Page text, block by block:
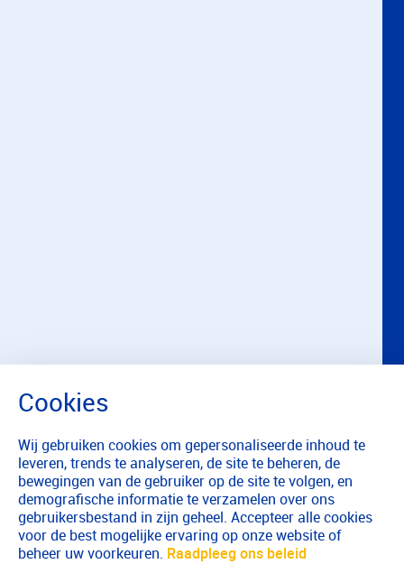
Wij gebruiken cookies om gepersonaliseerde inhoud te
leveren, trends te analyseren, de site te beheren, de
bewegingen van de gebruiker op de site te volgen, en
demografische informatie te verzamelen over ons
gebruikersbestand in zijn geheel. Accepteer alle cookies
voor de best mogelijke ervaring op onze website of
beheer uw voorkeuren. Raadpleeg ons beleid